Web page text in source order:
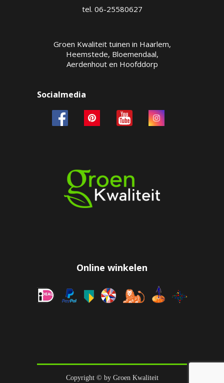
tel. 06-25580627
Groen Kwaliteit tuinen in Haarlem,
Heemstede, Bloemendaal,
Aerdenhout en Hoofddorp
Socialmedia
Online winkelen
Copyright © by Groen Kwaliteit